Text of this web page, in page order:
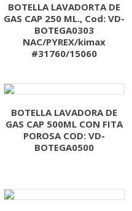
BOTELLA LAVADORTA DE
GAS CAP 250 ML., Cod: VD-
BOTEGA0303
NAC/PYREX/kimax
#31760/15060
BOTELLA LAVADORA DE
GAS CAP 500ML CON FITA
POROSA COD: VD-
BOTEGA0500